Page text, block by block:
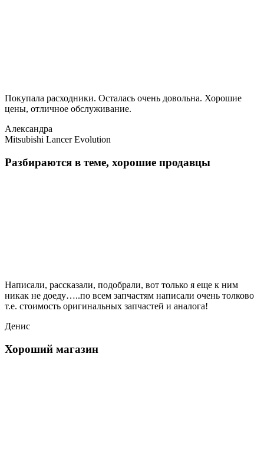
Покупала расходники. Осталась очень довольна. Хорошие
цены, отличное обслуживание.
Александра
Mitsubishi Lancer Evolution
Разбираются в теме, хорошие продавцы
Написали, рассказали, подобрали, вот только я еще к ним
никак не доеду…..по всем запчастям написали очень толково
т.е. стоимость оригинальных запчастей и аналога!
Денис
Хороший магазин